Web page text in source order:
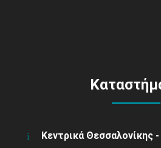
Κεντρικά Θεσσαλονίκης